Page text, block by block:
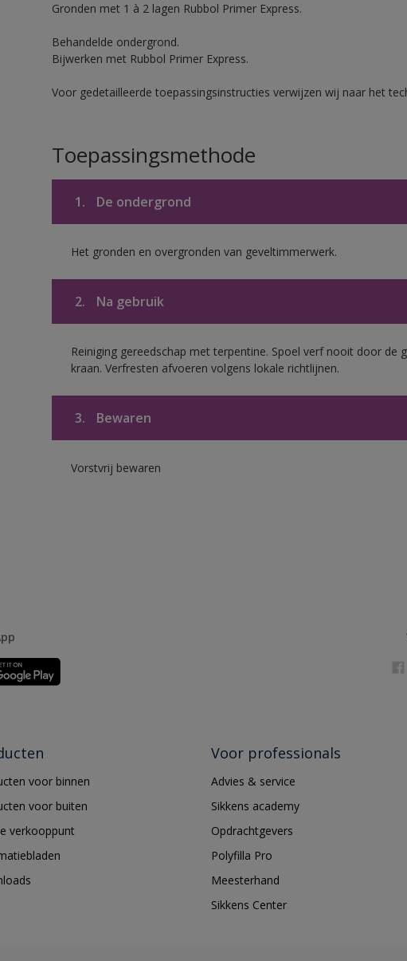
Gronden met 1 à 2 lagen Rubbol Primer Express.
Behandelde ondergrond.
Bijwerken met Rubbol Primer Express.
Voor gedetailleerde toepassingsinstructies verwijzen wij naar het
Toepassingsmethode
1. De ondergrond
Het gronden en overgronden van geveltimmerwerk.
2. Na gebruik
Reiniging gereedschap met terpentine. Spoel verf nooit door
kraan. Verfresten afvoeren volgens lokale richtlijnen.
3. Bewaren
Vorstvrij bewaren
voor binnen
voor buiten
verkooppunt
Voor professionals
Advies & service
Sikkens academy
Opdrachtgevers
Polyfilla Pro
Meesterhand
Sikkens Center